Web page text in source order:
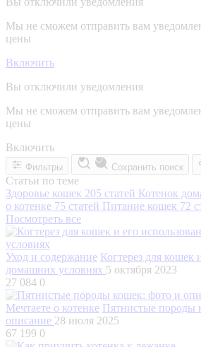
Мы не сможем отправить вам
цены
Включить
Вы отключили уведомления
Мы не сможем отправить вам
цены
Включить
Фильтры Сохранить поиск
Статьи по теме
Здоровье кошек 205 статей Котенок
о котенке 75 статей Питание кошек 72
Посмотреть все
Уход и содержание Когтерез для кошек
домашних условиях 5 октября 2023
27 084 0
Мечтаете о котенке Пятнистые породы
описание 28 июля 2025
67 199 0